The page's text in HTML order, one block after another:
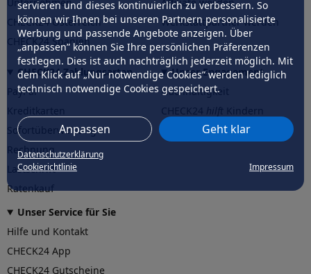
servieren und dieses kontinuierlich zu verbessern. So
können wir Ihnen bei unseren Partnern personalisierte
Werbung und passende Angebote anzeigen. Über
„anpassen” können Sie Ihre persönlichen Präferenzen
festlegen. Dies ist auch nachträglich jederzeit möglich. Mit
dem Klick auf „Nur notwendige Cookies” werden lediglich
technisch notwendige Cookies gespeichert.
Anpassen Geht klar
Datenschutzerklärung
Cookierichtlinie
Impressum
CHECK24 Österreich
CHECK24 Spanien
Werkstattpartner werden
CHECK24 Zahlungsarten
PayPal
Sofortüberweisung
Rechnung
Lastschrift
Ratenkauf
Unser Engagement
Nachhaltigkeit
CHECK24hilftder Natur
Unser Service für Sie
Hilfe und Kontakt
CHECK24 App
CHECK24 Gutscheine